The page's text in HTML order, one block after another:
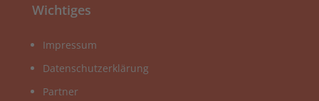
Wichtiges
Impressum
Datenschutzerklärung
Partner